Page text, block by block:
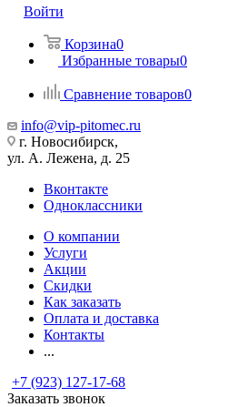
Войти
Корзина0
Избранные товары0
Сравнение товаров0
info@vip-pitomec.ru
г. Новосибирск,
ул. А. Лежена, д. 25
Вконтакте
Одноклассники
О компании
Услуги
Акции
Скидки
Как заказать
Оплата и доставка
Контакты
...
+7 (923) 127-17-68
Заказать звонок